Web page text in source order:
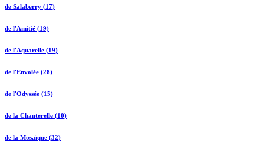
de Salaberry (17)
de l'Amitié (19)
de l'Aquarelle (19)
de l'Envolée (28)
de l'Odyssée (15)
de la Chanterelle (10)
de la Mosaïque (32)